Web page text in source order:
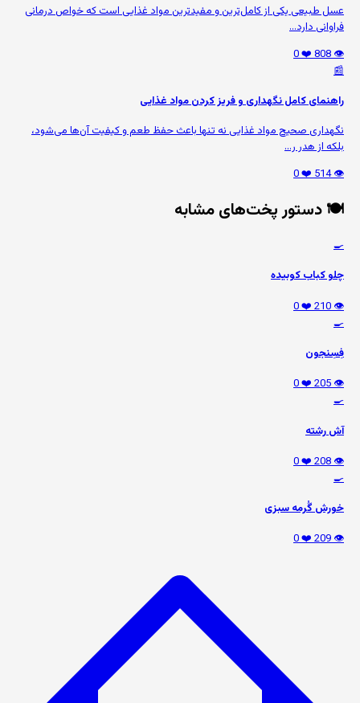
عسل طبیعی یکی از کامل‌ترین و مفیدترین مواد غذایی است که خواص درمانی
فراوانی دارد...
👁️ 808
❤️ 0
📰
راهنمای کامل نگهداری و فریز کردن مواد غذایی
نگهداری صحیح مواد غذایی نه تنها باعث حفظ طعم و کیفیت آن‌ها می‌شود،
بلکه از هدر ر...
👁️ 514
❤️ 0
🍽️ دستور پخت‌های مشابه
🍳
چلو کباب کوبیده
👁️ 210
❤️ 0
🍳
فِسِنجون
👁️ 205
❤️ 0
🍳
آش رشته
👁️ 208
❤️ 0
🍳
خورش گُرمه سبزی
👁️ 209
❤️ 0